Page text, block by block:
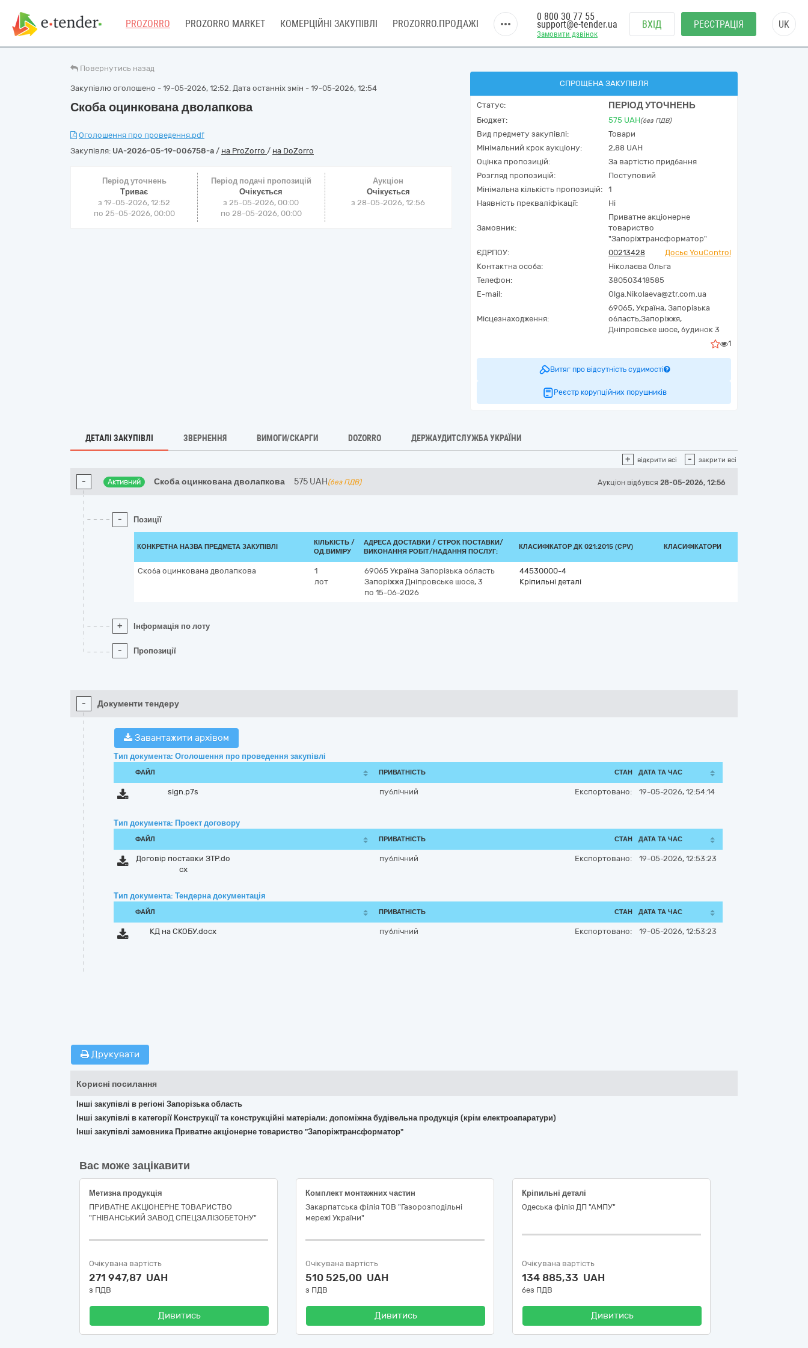
PROZORRO PROZORRO MARKET КОМЕРЦІЙНІ ЗАКУПІВЛІ PROZORRO.ПРОДАЖІ
Замовити дзвінок
0 800 30 77 55
support@e-tender.ua ВХІД РЕЄСТРАЦІЯ UK
Повернутись назад
Закупівлю оголошено - 19-05-2026, 12:52. Дата останніх змін - 19-05-2026, 12:54
Скоба оцинкована дволапкова
Оголошення про проведення.pdf
Закупівля: UA-2026-05-19-006758-a / на ProZorro / на DoZorro
Період уточнень
Триває
з 19-05-2026, 12:52
по 25-05-2026, 00:00
Період подачі пропозицій
Очікується
з 25-05-2026, 00:00
по 28-05-2026, 00:00
Аукціон
Очікується
з28-05-2026, 12:56
СПРОЩЕНА ЗАКУПІВЛЯ
Статус: ПЕРІОД УТОЧНЕНЬ
Бюджет: 575 UAH(без ПДВ)
Вид предмету закупівлі:
Товари
Мінімальний крок аукціону:
2,88 UAH
Оцінка пропозицій:
За вартістю придбання
Розгляд пропозицій:
Поступовий
Мінімальна кількість пропозицій:
1
Наявність прекваліфікації:
Ні
Замовник:
Приватне акціонерне
товариство
"Запоріжтрансформатор"
ЄДРПОУ:
00213428
Досьє YouControl
Контактна особа:
Ніколаєва Ольга
Телефон:
380503418585
E-mail:
Olga.Nikolaeva@ztr.com.ua
Місцезнаходження:
69065, Україна, Запорізька
область,Запоріжжя,
Дніпровське шосе, будинок 3
1
Витяг про відсутність судимості
Реєстр корупційних порушників
ДЕТАЛІ ЗАКУПІВЛІ ЗВЕРНЕННЯ ВИМОГИ/СКАРГИ DOZORRO ДЕРЖАУДИТСЛУЖБА УКРАЇНИ
+ відкрити всі - закрити всі
- Активний Скоба оцинкована дволапкова 575 UAH (без ПДВ) Аукціон відбувся 28-05-2026, 12:56
- Позиції
КОНКРЕТНА НАЗВА ПРЕДМЕТА ЗАКУПІВЛІ
КІЛЬКІСТЬ /
ОД.ВИМІРУ
АДРЕСА ДОСТАВКИ / СТРОК ПОСТАВКИ/
ВИКОНАННЯ РОБІТ/НАДАННЯ ПОСЛУГ:
КЛАСИФІКАТОР ДК 021:2015 (CPV) КЛАСИФІКАТОРИ
Скоба оцинкована дволапкова
1
лот
69065 Україна Запорізька область
Запоріжжя Дніпровське шосе, 3
по 15-06-2026
44530000-4
Кріпильні деталі
+ Інформація по лоту
- Пропозиції
- Документи тендеру
Завантажити архівом
Тип документа: Оголошення про проведення закупівлі
ФАЙЛ ПРИВАТНІСТЬ СТАН ДАТА ТА ЧАС
sign.p7s публічний Експортовано: 19-05-2026, 12:54:14
Тип документа: Проект договору
ФАЙЛ ПРИВАТНІСТЬ СТАН ДАТА ТА ЧАС
Договір поставки ЗТР.do
cx
публічний Експортовано: 19-05-2026, 12:53:23
Тип документа: Тендерна документація
ФАЙЛ ПРИВАТНІСТЬ СТАН ДАТА ТА ЧАС
КД на СКОБУ.docx публічний Експортовано: 19-05-2026, 12:53:23
Друкувати
Корисні посилання
Інші закупівлі в регіоні Запорізька область
Інші закупівлі в категорії Конструкції та конструкційні матеріали; допоміжна будівельна продукція (крім електроапаратури)
Інші закупівлі замовника Приватне акціонерне товариство "Запоріжтрансформатор"
Вас може зацікавити
Метизна продукція
ПРИВАТНЕ АКЦІОНЕРНЕ ТОВАРИСТВО
"ГНІВАНСЬКИЙ ЗАВОД СПЕЦЗАЛІЗОБЕТОНУ"
Очікувана вартість
271 947,87 UAH
з ПДВ
Дивитись
Комплект монтажних частин
Закарпатська філія ТОВ "Газорозподільні
мережі України"
Очікувана вартість
510 525,00 UAH
з ПДВ
Дивитись
Кріпильні деталі
Одеська філія ДП "АМПУ"
Очікувана вартість
134 885,33 UAH
без ПДВ
Дивитись